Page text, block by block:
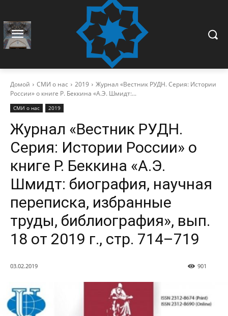
Домой СМИ о нас 2019
Журнал «Вестник РУДН. Серия: Истории
России» о книге Р. Беккина «А.Э. Шмидт:...
СМИ о нас 2019
Журнал «Вестник РУДН.
Серия: Истории России» о
книге Р. Беккина «А.Э.
Шмидт: биография, научная
переписка, избранные
труды, библиография», вып.
18 от 2019 г., стр. 714–719
03.02.2019 901